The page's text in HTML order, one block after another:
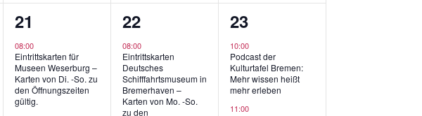
5
Veranstaltungen,
21
08:00
Eintrittskarten für
Museen Weserburg –
Karten von Di. -So. zu
den Öffnungszeiten
gültig.
5
Veranstaltungen,
22
08:00
Eintrittskarten
Deutsches
Schifffahrtsmuseum in
Bremerhaven –
Karten von Mo. -So.
zu den
6
Veranstaltungen,
23
10:00
Podcast der
Kulturtafel Bremen:
Mehr wissen heißt
mehr erleben
11:00